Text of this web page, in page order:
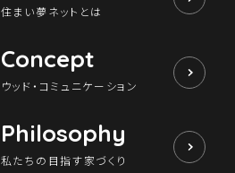
住まい夢ネットとは
Concept
ウッド・コミュニケーション
Philosophy
私たちの目指す家づくり